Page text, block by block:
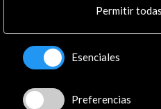
Permitir
Esenciales
Preferencias